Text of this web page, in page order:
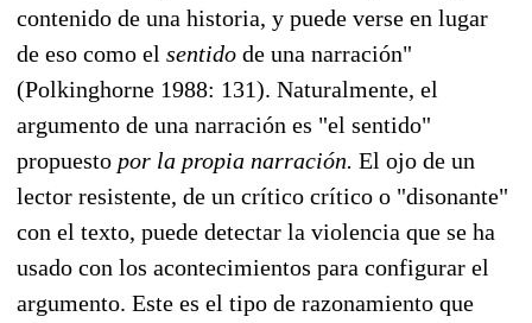
contenido de una historia, y puede verse en lugar
de eso como el sentido de una narración"
(Polkinghorne 1988: 131). Naturalmente, el
argumento de una narración es "el sentido"
propuesto por la propia narración. El ojo de un
lector resistente, de un crítico crítico o "disonante"
con el texto, puede detectar la violencia que se ha
usado con los acontecimientos para configurar el
argumento. Este es el tipo de razonamiento que